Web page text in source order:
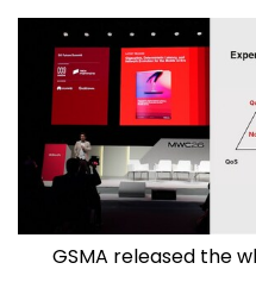
GSMA released the